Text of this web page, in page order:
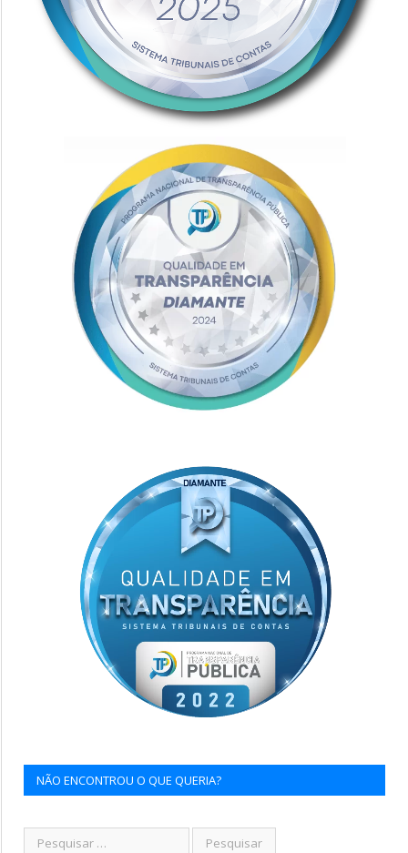
NÃO ENCONTROU O QUE QUERIA?